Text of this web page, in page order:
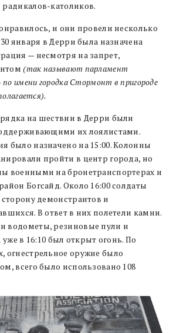
католиков.
и они провели несколько
января в Дерри была назначена
— несмотря на запрет,
(так называют парламент
имени городка Стормонт в пригороде
на шествии в Дерри были
их лоялистами.
было назначено на 15:00. Колонны
пройти в центр города, но
военными на бронетранспортерах и
Богсайд. Около 16:00 солдаты
демонстрантов и
В ответ в них полетели камни.
водометы, резиновые пули и
уже в 16:10 был открыт огонь. По
огнестрельное оружие было
всего было использовано 108